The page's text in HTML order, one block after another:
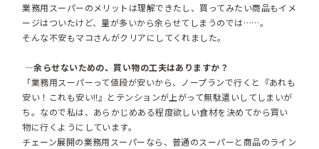
業務用スーパーのメリットは理解できたし、買ってみたい商品もイメ
ージはついたけど、量が多いから余らせてしまうのでは……。
そんな不安もマコさんがクリアにしてくれました。
―余らせないための、買い物の工夫はありますか？
「業務用スーパーって値段が安いから、ノープランで行くと『あれも
安い！これも安い!!』とテンションが上がって無駄遣いしてしまいが
ち。なので私は、あらかじめある程度欲しい食材を決めてから買い
物に行くようにしています。
チェーン展開の業務用スーパーなら、普通のスーパーと商品のライン